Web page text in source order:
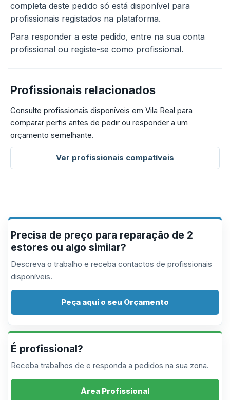
completa deste pedido só está disponível para
profissionais registados na plataforma.
Para responder a este pedido, entre na sua conta
profissional ou registe-se como profissional.
Profissionais relacionados
Consulte profissionais disponíveis em Vila Real para
comparar perfis antes de pedir ou responder a um
orçamento semelhante.
Ver profissionais compatíveis
Precisa de preço para reparação de 2
estores ou algo similar?
Descreva o trabalho e receba contactos de profissionais
disponíveis.
Peça aqui o seu Orçamento
É profissional?
Receba trabalhos de e responda a pedidos na sua zona.
Área Profissional